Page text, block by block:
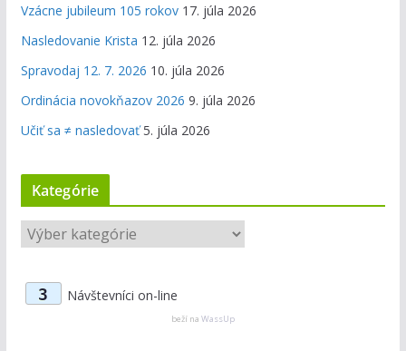
Vzácne jubileum 105 rokov 17. júla 2026
Nasledovanie Krista 12. júla 2026
Spravodaj 12. 7. 2026 10. júla 2026
Ordinácia novokňazov 2026 9. júla 2026
Učiť sa ≠ nasledovať 5. júla 2026
Kategórie
K
a
3 Návštevníci on-line
beží na WassUp